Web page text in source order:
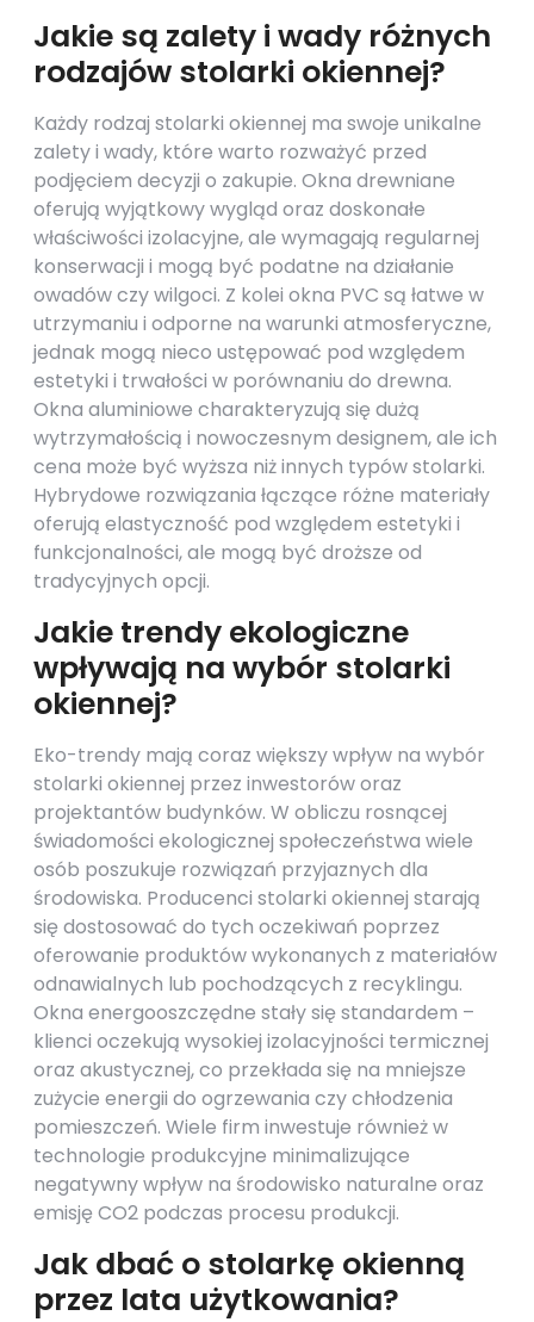
Jakie są zalety i wady różnych
rodzajów stolarki okiennej?
Każdy rodzaj stolarki okiennej ma swoje unikalne
zalety i wady, które warto rozważyć przed
podjęciem decyzji o zakupie. Okna drewniane
oferują wyjątkowy wygląd oraz doskonałe
właściwości izolacyjne, ale wymagają regularnej
konserwacji i mogą być podatne na działanie
owadów czy wilgoci. Z kolei okna PVC są łatwe w
utrzymaniu i odporne na warunki atmosferyczne,
jednak mogą nieco ustępować pod względem
estetyki i trwałości w porównaniu do drewna.
Okna aluminiowe charakteryzują się dużą
wytrzymałością i nowoczesnym designem, ale ich
cena może być wyższa niż innych typów stolarki.
Hybrydowe rozwiązania łączące różne materiały
oferują elastyczność pod względem estetyki i
funkcjonalności, ale mogą być droższe od
tradycyjnych opcji.
Jakie trendy ekologiczne
wpływają na wybór stolarki
okiennej?
Eko-trendy mają coraz większy wpływ na wybór
stolarki okiennej przez inwestorów oraz
projektantów budynków. W obliczu rosnącej
świadomości ekologicznej społeczeństwa wiele
osób poszukuje rozwiązań przyjaznych dla
środowiska. Producenci stolarki okiennej starają
się dostosować do tych oczekiwań poprzez
oferowanie produktów wykonanych z materiałów
odnawialnych lub pochodzących z recyklingu.
Okna energooszczędne stały się standardem –
klienci oczekują wysokiej izolacyjności termicznej
oraz akustycznej, co przekłada się na mniejsze
zużycie energii do ogrzewania czy chłodzenia
pomieszczeń. Wiele firm inwestuje również w
technologie produkcyjne minimalizujące
negatywny wpływ na środowisko naturalne oraz
emisję CO2 podczas procesu produkcji.
Jak dbać o stolarkę okienną
przez lata użytkowania?